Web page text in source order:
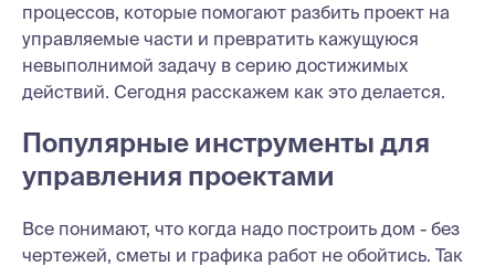
процессов, которые помогают разбить проект на
управляемые части и превратить кажущуюся
невыполнимой задачу в серию достижимых
действий. Сегодня расскажем как это делается.
Популярные инструменты для
управления проектами
Все понимают, что когда надо построить дом - без
чертежей, сметы и графика работ не обойтись. Так